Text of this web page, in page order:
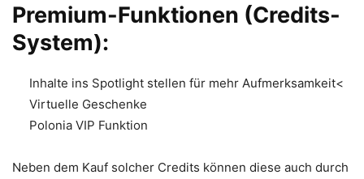
Premium-Funktionen (Credits-
System):
Inhalte ins Spotlight stellen für mehr Aufmerksamkeit<
Virtuelle Geschenke
Polonia VIP Funktion
Neben dem Kauf solcher Credits können diese auch durch